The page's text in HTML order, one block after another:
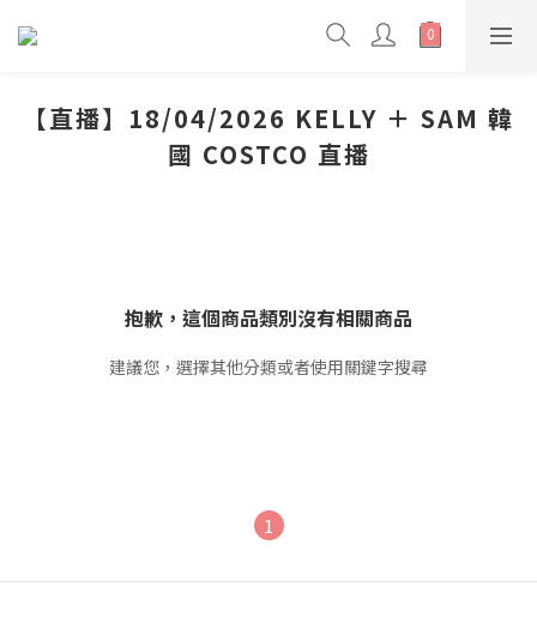
【直播】18/04/2026 KELLY ＋ SAM 韓
國 COSTCO 直播
抱歉，這個商品類別沒有相關商品
建議您，選擇其他分類或者使用關鍵字搜尋
1